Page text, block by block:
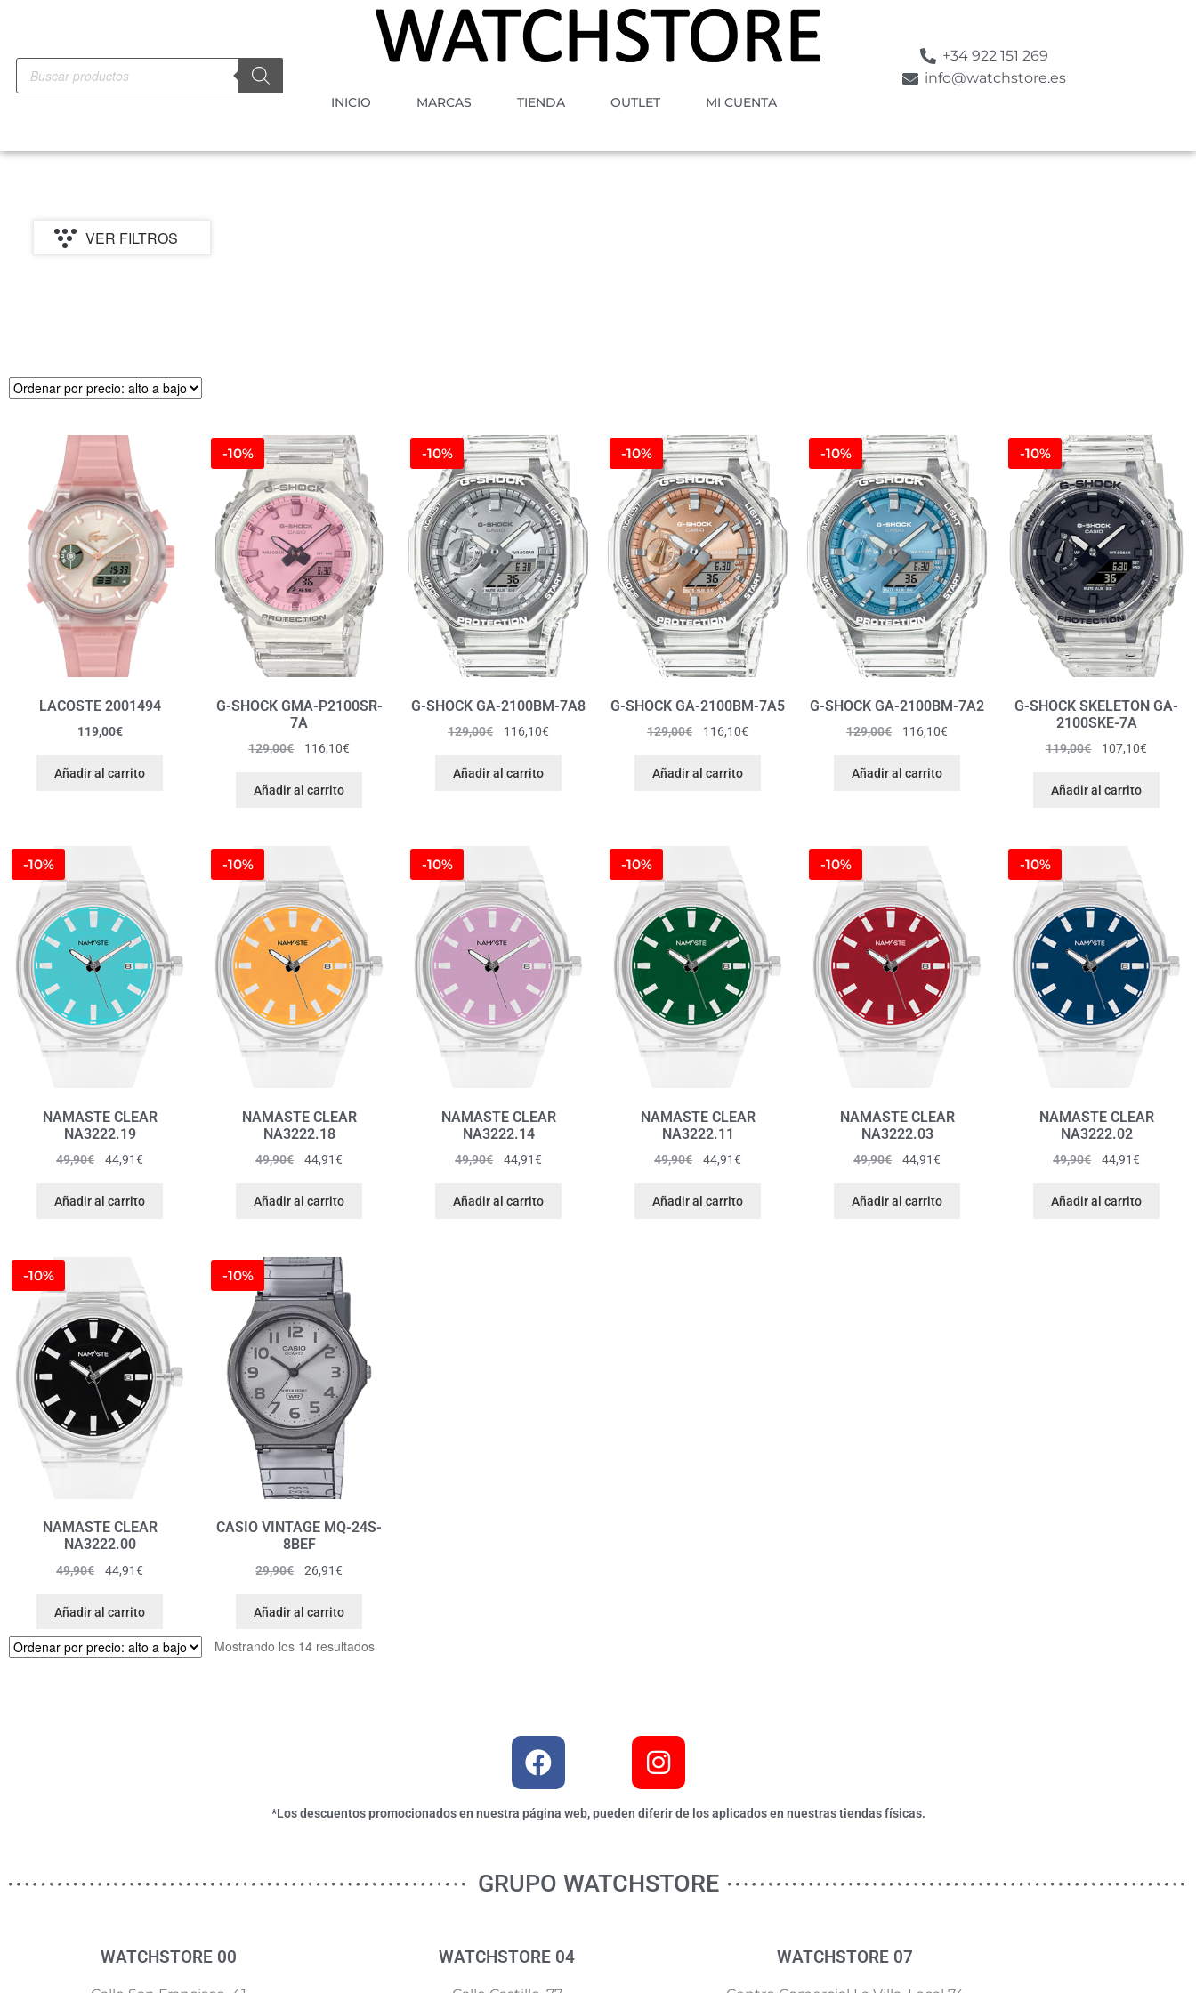
INICIO MARCAS TIENDA OUTLET MI CUENTA
+34 922 151 269
info@watchstore.es
VER FILTROS
LACOSTE 2001494
119,00€
Añadir al carrito
-10%
G-SHOCK GMA-P2100SR-
7A
129,00€ 116,10€
Añadir al carrito
-10%
G-SHOCK GA-2100BM-7A8
129,00€ 116,10€
Añadir al carrito
-10%
G-SHOCK GA-2100BM-7A5
129,00€ 116,10€
Añadir al carrito
-10%
G-SHOCK GA-2100BM-7A2
129,00€ 116,10€
Añadir al carrito
-10%
G-SHOCK SKELETON GA-
2100SKE-7A
119,00€ 107,10€
Añadir al carrito
-10%
NAMASTE CLEAR
NA3222.19
49,90€ 44,91€
Añadir al carrito
-10%
NAMASTE CLEAR
NA3222.18
49,90€ 44,91€
Añadir al carrito
-10%
NAMASTE CLEAR
NA3222.14
49,90€ 44,91€
Añadir al carrito
-10%
NAMASTE CLEAR
NA3222.11
49,90€ 44,91€
Añadir al carrito
-10%
NAMASTE CLEAR
NA3222.03
49,90€ 44,91€
Añadir al carrito
-10%
NAMASTE CLEAR
NA3222.02
49,90€ 44,91€
Añadir al carrito
-10%
NAMASTE CLEAR
NA3222.00
49,90€ 44,91€
Añadir al carrito
-10%
CASIO VINTAGE MQ-24S-
8BEF
29,90€ 26,91€
Añadir al carrito
Mostrando los 14 resultados
*Los descuentos promocionados en nuestra página web, pueden diferir de los aplicados en nuestras tiendas físicas.
GRUPO WATCHSTORE
WATCHSTORE 00 WATCHSTORE 04 WATCHSTORE 07